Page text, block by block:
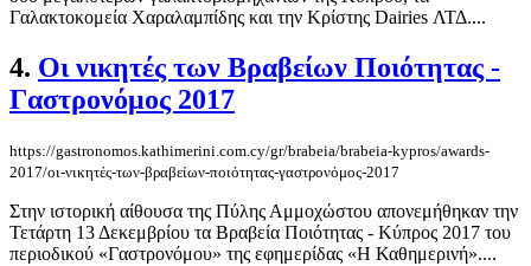
Γαλακτοκομεία Χαραλαμπίδης και την Κρίστης Dairies ΛΤΔ....
4. Οι νικητές των Βραβείων Ποιότητας -
Γαστρονόμος 2017
https://gastronomos.kathimerini.com.cy/gr/brabeia/brabeia-kypros/awards-
2017/οι-νικητές-των-βραβείων-ποιότητας-γαστρονόμος-2017
Στην ιστορική αίθουσα της Πύλης Αμμοχώστου απονεμήθηκαν την
Τετάρτη 13 Δεκεμβρίου τα Βραβεία Ποιότητας - Κύπρος 2017 του
περιοδικού «Γαστρονόμου» της εφημερίδας «Η Καθημερινή»....